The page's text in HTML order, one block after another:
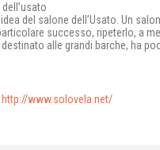
del salone dell’Usato. Un
successo, ripeterlo, a
alle grandi barche, ha
http://www.solovela.net/